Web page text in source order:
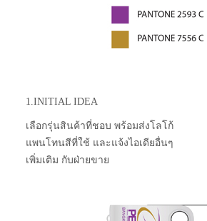
1.INITIAL IDEA
เลือกรุ่นสินค้าที่ชอบ พร้อมส่งโลโก้
แพนโทนสีที่ใช้ และแจ้งไอเดียอื่นๆ
เพิ่มเติม กับฝ่ายขาย